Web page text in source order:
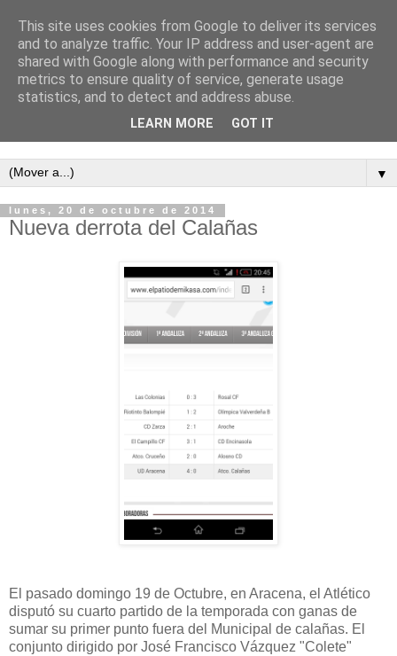
Semanario independiente de Calañas
▼
lunes, 20 de octubre de 2014
Nueva derrota del Calañas
El pasado domingo 19 de Octubre, en Aracena, el Atlético
disputó su cuarto partido de la temporada con ganas de
sumar su primer punto fuera del Municipal de calañas. El
conjunto dirigido por José Francisco Vázquez "Colete"
This site uses cookies from Google to deliver its services
and to analyze traffic. Your IP address and user-agent are
shared with Google along with performance and security
metrics to ensure quality of service, generate usage
statistics, and to detect and address abuse.
LEARN MORE GOT IT